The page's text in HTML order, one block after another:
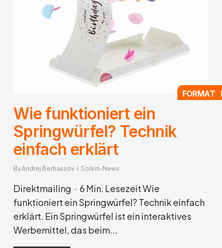
FORMAT
Wie funktioniert ein
Springwürfel? Technik
einfach erklärt
ByAndrej Berbassov Sorkin-News
Direktmailing · 6 Min. Lesezeit Wie
funktioniert ein Springwürfel? Technik einfach
erklärt. Ein Springwürfel ist ein interaktives
Werbemittel, das beim...